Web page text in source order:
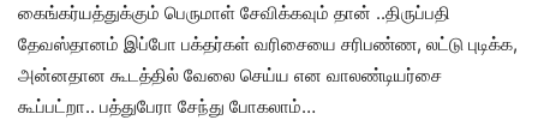
கைங்கர்யத்துக்கும் பெருமாள் சேவிக்கவும் தான் ..திருப்பதி
தேவஸ்தானம் இப்போ பக்தர்கள் வரிசையை சரிபண்ண, லட்டு புடிக்க,
அன்னதான கூடத்தில் வேலை செய்ய என வாலண்டியர்சை
கூப்பட்றா.. பத்துபேரா சேந்து போகலாம்…